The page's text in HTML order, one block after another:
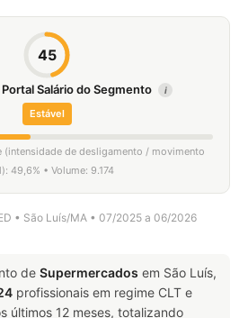
45
Salário do Segmento i
Estável
(intensidade de desligamento / movimento
49,6% • Volume: 9.174
• São Luís/MA • 07/2025 a 06/2026
de Supermercados em São Luís,
profissionais em regime CLT e
últimos 12 meses, totalizando